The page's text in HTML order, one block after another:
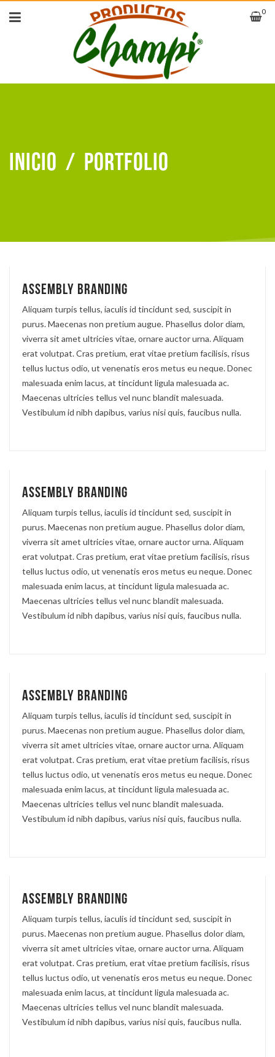
0
Inicio / Portfolio
Assembly branding
Aliquam turpis tellus, iaculis id tincidunt sed, suscipit in
purus. Maecenas non pretium augue. Phasellus dolor diam,
viverra sit amet ultricies vitae, ornare auctor urna. Aliquam
erat volutpat. Cras pretium, erat vitae pretium facilisis, risus
tellus luctus odio, ut venenatis eros metus eu neque. Donec
malesuada enim lacus, at tincidunt ligula malesuada ac.
Maecenas ultricies tellus vel nunc blandit malesuada.
Vestibulum id nibh dapibus, varius nisi quis, faucibus nulla.
Assembly branding
Aliquam turpis tellus, iaculis id tincidunt sed, suscipit in
purus. Maecenas non pretium augue. Phasellus dolor diam,
viverra sit amet ultricies vitae, ornare auctor urna. Aliquam
erat volutpat. Cras pretium, erat vitae pretium facilisis, risus
tellus luctus odio, ut venenatis eros metus eu neque. Donec
malesuada enim lacus, at tincidunt ligula malesuada ac.
Maecenas ultricies tellus vel nunc blandit malesuada.
Vestibulum id nibh dapibus, varius nisi quis, faucibus nulla.
Assembly branding
Aliquam turpis tellus, iaculis id tincidunt sed, suscipit in
purus. Maecenas non pretium augue. Phasellus dolor diam,
viverra sit amet ultricies vitae, ornare auctor urna. Aliquam
erat volutpat. Cras pretium, erat vitae pretium facilisis, risus
tellus luctus odio, ut venenatis eros metus eu neque. Donec
malesuada enim lacus, at tincidunt ligula malesuada ac.
Maecenas ultricies tellus vel nunc blandit malesuada.
Vestibulum id nibh dapibus, varius nisi quis, faucibus nulla.
Assembly branding
Aliquam turpis tellus, iaculis id tincidunt sed, suscipit in
purus. Maecenas non pretium augue. Phasellus dolor diam,
viverra sit amet ultricies vitae, ornare auctor urna. Aliquam
erat volutpat. Cras pretium, erat vitae pretium facilisis, risus
tellus luctus odio, ut venenatis eros metus eu neque. Donec
malesuada enim lacus, at tincidunt ligula malesuada ac.
Maecenas ultricies tellus vel nunc blandit malesuada.
Vestibulum id nibh dapibus, varius nisi quis, faucibus nulla.